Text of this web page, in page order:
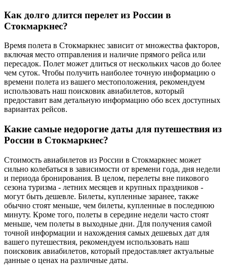
Как долго длится перелет из России в
Стокмаркнес?
Время полета в Стокмаркнес зависит от множества факторов,
включая место отправления и наличие прямого рейса или
пересадок. Полет может длиться от нескольких часов до более
чем суток. Чтобы получить наиболее точную информацию о
времени полета из вашего местоположения, рекомендуем
использовать наш поисковик авиабилетов, который
предоставит вам детальную информацию обо всех доступных
вариантах рейсов.
Какие самые недорогие даты для путешествия из
России в Стокмаркнес?
Стоимость авиабилетов из России в Стокмаркнес может
сильно колебаться в зависимости от времени года, дня недели
и периода бронирования. В целом, перелеты вне пикового
сезона туризма - летних месяцев и крупных праздников -
могут быть дешевле. Билеты, купленные заранее, также
обычно стоят меньше, чем билеты, купленные в последнюю
минуту. Кроме того, полеты в середине недели часто стоят
меньше, чем полеты в выходные дни. Для получения самой
точной информации и нахождения самых дешевых дат для
вашего путешествия, рекомендуем использовать наш
поисковик авиабилетов, который предоставляет актуальные
данные о ценах на различные даты.